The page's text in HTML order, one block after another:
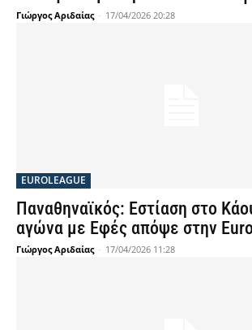
Γιώργος Αριδαίας - 17/04/2026 20:28
EUROLEAGUE
Παναθηναϊκός: Εστίαση στο
αγώνα με Εφές απόψε στην
Γιώργος Αριδαίας - 17/04/2026 11:28